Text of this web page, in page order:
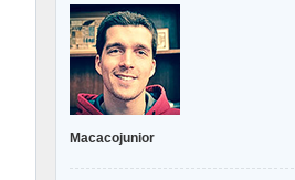
Macacojunior